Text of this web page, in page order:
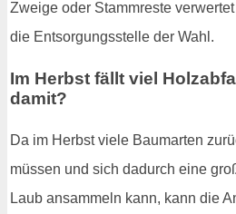
Zweige oder Stammreste
die Entsorgungsstelle der Wahl.
Im Herbst fällt viel
damit?
Da im Herbst viele Baumarten
müssen und sich dadurch eine
Laub ansammeln kann, kann die